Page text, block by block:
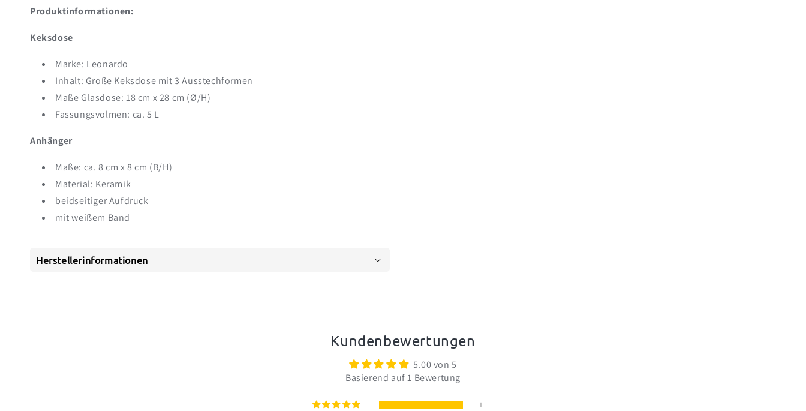
Produktinformationen:
Keksdose
Marke: Leonardo
Inhalt: Große Keksdose mit 3 Ausstechformen
Maße Glasdose: 18 cm x 28 cm (Ø/H)
Fassungsvolmen: ca. 5 L
Anhänger
Maße: ca. 8 cm x 8 cm (B/H)
Material: Keramik
beidseitiger Aufdruck
mit weißem Band
Herstellerinformationen
Kundenbewertungen
5.00 von 5
Basierend auf 1 Bewertung
1